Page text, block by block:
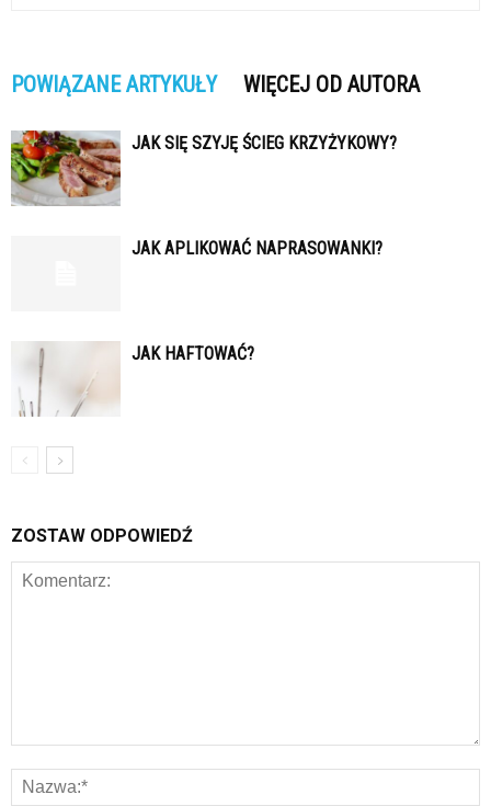
POWIĄZANE ARTYKUŁY WIĘCEJ OD AUTORA
JAK SIĘ SZYJĘ ŚCIEG KRZYŻYKOWY?
JAK APLIKOWAĆ NAPRASOWANKI?
JAK HAFTOWAĆ?
ZOSTAW ODPOWIEDŹ